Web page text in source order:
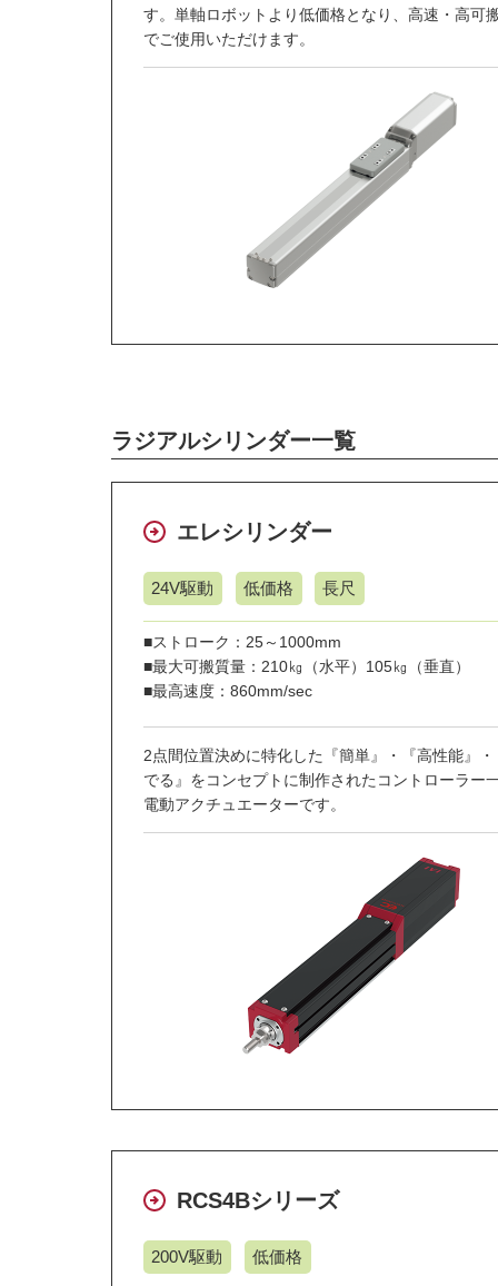
す。単軸ロボットより低価格となり、高速・高可
でご使用いただけます。
ラジアルシリンダー一覧
エレシリンダー
24V駆動 低価格 長尺
■ストローク：25～1000mm
■最大可搬質量：210㎏（水平）105㎏（垂直）
■最高速度：860mm/sec
2点間位置決めに特化した『簡単』・『高性能』
でる』をコンセプトに制作されたコントローラー
電動アクチュエーターです。
RCS4Bシリーズ
200V駆動 低価格